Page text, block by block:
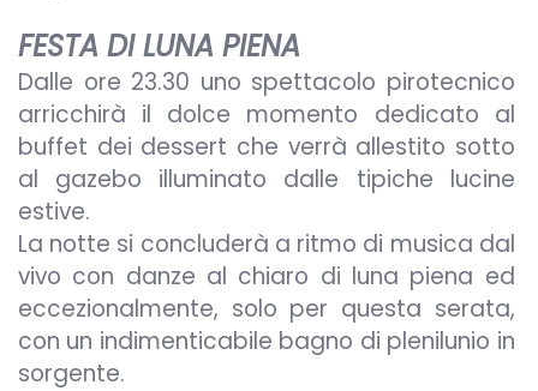
FESTA DI LUNA PIENA
Dalle ore 23.30 uno spettacolo pirotecnico
arricchirà il dolce momento dedicato al
buffet dei dessert che verrà allestito sotto
al gazebo illuminato dalle tipiche lucine
estive.
La notte si concluderà a ritmo di musica dal
vivo con danze al chiaro di luna piena ed
eccezionalmente, solo per questa serata,
con un indimenticabile bagno di plenilunio in
sorgente.